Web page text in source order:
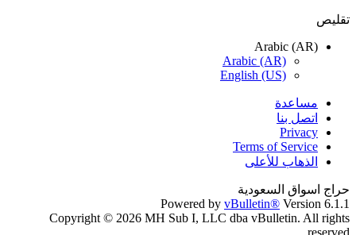
تقليص
Arabic (AR)
Arabic (AR)
English (US)
مساعدة
اتصل بنا
Privacy
Terms of Service
الذهاب للأعلى
حراج اسواق السعودية
Powered by vBulletin® Version 6.1.1
Copyright © 2026 MH Sub I, LLC dba vBulletin. All rights